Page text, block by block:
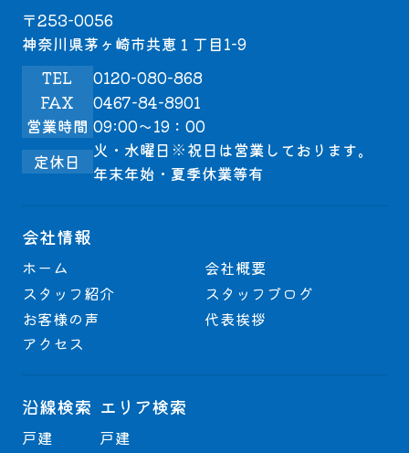
〒253-0056
神奈川県茅ヶ崎市共恵１丁目1-9
TEL
0120-080-868
FAX
0467-84-8901
営業時間 09:00～19：00
定休日
火・水曜日※祝日は営業しております。
年末年始・夏季休業等有
会社情報
ホーム
会社概要
スタッフ紹介
スタッフブログ
お客様の声
代表挨拶
アクセス
沿線検索
戸建
エリア検索
戸建